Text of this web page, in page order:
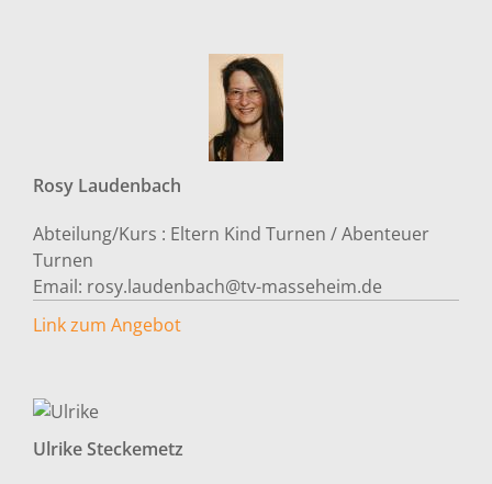
Rosy Laudenbach
Abteilung/Kurs : Eltern Kind Turnen / Abenteuer
Turnen
Email: rosy.laudenbach@tv-masseheim.de
Link zum Angebot
UlrikeSteckemetz